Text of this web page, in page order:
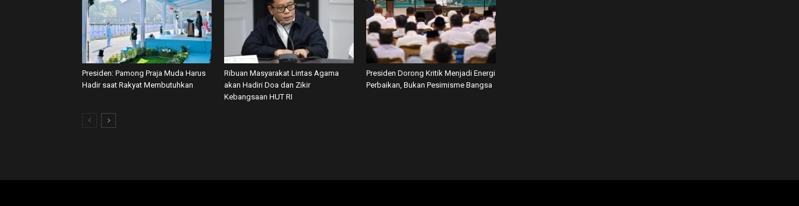
Presiden: Pamong Praja Muda Harus
Hadir saat Rakyat Membutuhkan
Ribuan Masyarakat Lintas Agama
akan Hadiri Doa dan Zikir
Kebangsaan HUT RI
Presiden Dorong Kritik Menjadi Energi
Perbaikan, Bukan Pesimisme Bangsa